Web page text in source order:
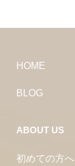
HOME
BLOG
ABOUT US
初めての方へ